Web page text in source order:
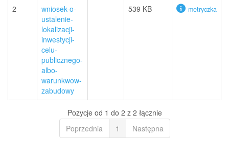
2
wniosek-o-
ustalenie-
lokalizacji-
inwestycji-
celu-
publicznego-
albo-
warunkwow-
zabudowy
539 KB metryczka
Pozycje od 1 do 2 z 2 łącznie
Poprzednia
1 Następna